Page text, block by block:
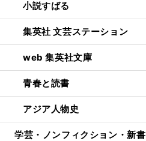
小説すばる
集英社 文芸ステーション
web 集英社文庫
青春と読書
アジア人物史
学芸・ノンフィクション・新書